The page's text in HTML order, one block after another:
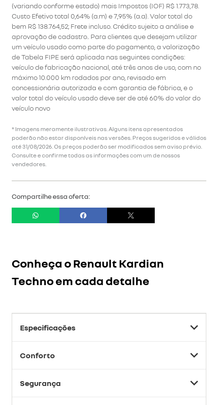
(variando conforme estado) mais Impostos (IOF) R$ 1.773,78.
Custo Efetivo total 0,64% (a.m) e 7,95% (a.a). Valor total do
bem R$ 138.764,52; Frete incluso. Crédito sujeito a análise e
aprovação de cadastro.. Para clientes que desejam utilizar
um veículo usado como parte do pagamento, a valorização
de Tabela FIPE será aplicada nas seguintes condições:
veículo de fabricação nacional, até três anos de uso, com no
máximo 10.000 km rodados por ano, revisado em
concessionária autorizada e com garantia de fábrica, e o
valor total do veículo usado deve ser de até 60% do valor do
veículo novo
* Imagens meramente ilustrativas. Alguns itens apresentados
poderão não estar disponíveis nas versões. Preços sugeridos e válidos
até 31/08/2026. Os preços poderão ser modificados sem aviso prévio.
Consulte e confirme todas as informações com um de nossos
vendedores.
Compartilhe essa oferta:
Conheça oRenault Kardian
Technoem cada detalhe
Especificações
Conforto
Segurança